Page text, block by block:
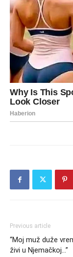
Previous article
“Moj muž duže
živi u Njemačkoj…”